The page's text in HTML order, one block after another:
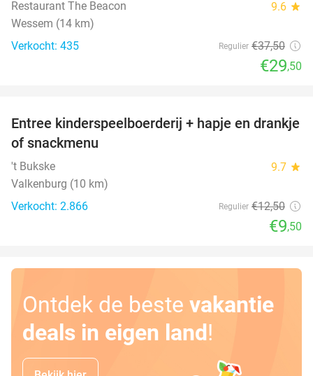
Restaurant The Beacon 9.6 star
Wessem (14 km)
Verkocht: 435
Regulier €37,50
€29,50
24%
Entree kinderspeelboerderij + hapje en drankje
of snackmenu
't Bukske 9.7 star
Valkenburg (10 km)
Verkocht: 2.866
Regulier €12,50
€9,50
Ontdek de beste vakantie
deals in eigen land!